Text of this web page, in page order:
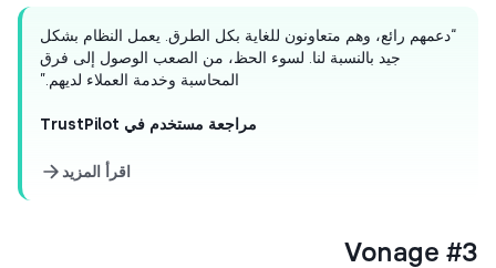
“دعمهم رائع، وهم متعاونون للغاية بكل الطرق. يعمل النظام بشكل
جيد بالنسبة لنا. لسوء الحظ، من الصعب الوصول إلى فرق
المحاسبة وخدمة العملاء لديهم.”
مراجعة مستخدم في TrustPilot
اقرأ المزيد